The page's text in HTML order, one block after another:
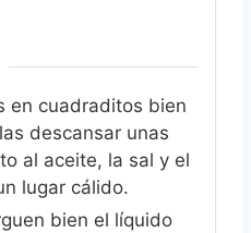
en cuadraditos bien
descansar unas
al aceite, la sal y el
lugar cálido.
bien el líquido